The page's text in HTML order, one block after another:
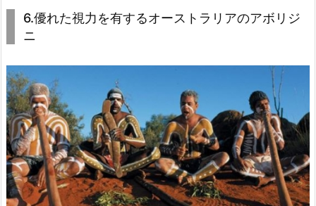
6.優れた視力を有するオーストラリアのアボリジ
ニ